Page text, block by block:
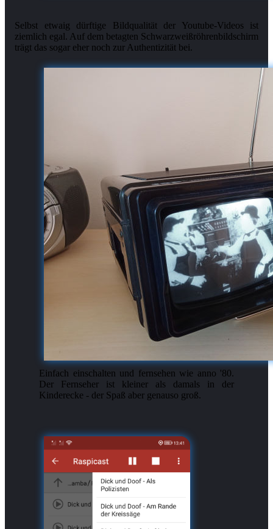
Selbst etwaig dürftige Bildqualität der Youtube-Videos ist
ziemlich egal. Auf dem betagten Schwarzweißröhrenbildschirm
trägt das sogar eher noch zur Authentizität bei.
Einfach einschalten und fernsehen wie anno '80.
Der Fernseher ist kleiner als damals in der
Kinderecke - der Spaß aber genauso groß.